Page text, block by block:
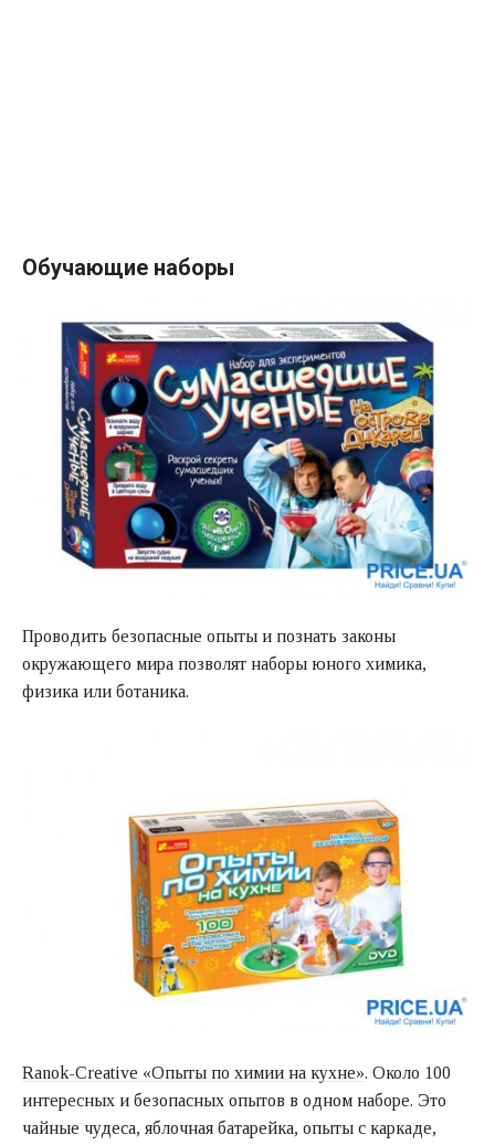
Обучающие наборы
Проводить безопасные опыты и познать законы
окружающего мира позволят наборы юного химика,
физика или ботаника.
Ranok-Creative «Опыты по химии на кухне». Около 100
интересных и безопасных опытов в одном наборе. Это
чайные чудеса, яблочная батарейка, опыты с каркаде,